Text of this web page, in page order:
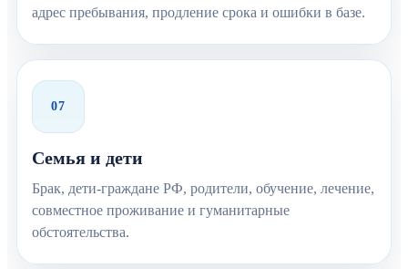
адрес пребывания, продление срока и ошибки в базе.
07
Семья и дети
Брак, дети-граждане РФ, родители, обучение, лечение,
совместное проживание и гуманитарные
обстоятельства.